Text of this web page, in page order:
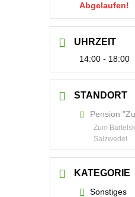
Abgelaufen!
UHRZEIT
14:00 - 18:00
STANDORT
Pension
Zum
Salzwedel
KATEGORIE
Sonstiges